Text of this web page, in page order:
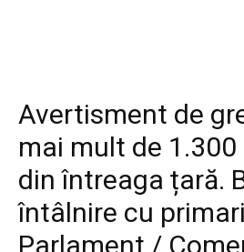
Avertisment de
mai mult de 1.300
din întreaga țară.
întâlnire cu
Parlament /